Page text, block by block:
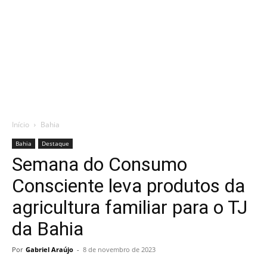
Início Bahia
Bahia Destaque
Semana do Consumo
Consciente leva produtos da
agricultura familiar para o TJ
da Bahia
Por Gabriel Araújo - 8 de novembro de 2023